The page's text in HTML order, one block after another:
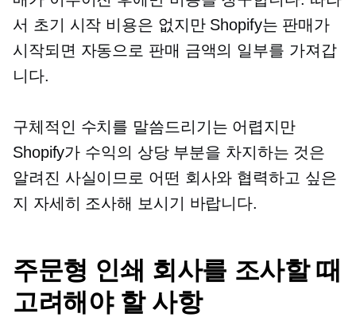
서 초기 시작 비용은 없지만 Shopify는 판매가
시작되면 자동으로 판매 금액의 일부를 가져갑
니다.
구체적인 수치를 말씀드리기는 어렵지만
Shopify가 수익의 상당 부분을 차지하는 것은
알려진 사실이므로 어떤 회사와 협력하고 싶은
지 자세히 조사해 보시기 바랍니다.
주문형 인쇄 회사를 조사할 때
고려해야 할 사항